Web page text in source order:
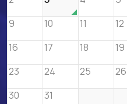
9
10 11 12
16
17 18 19
23
24 25 26
30
31